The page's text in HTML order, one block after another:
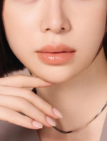
コン、遠視用カ
レンズ、激安カ
[Blue] ブルー
[1 Day/ミルミナ
箱30枚)、乱視用
視用カラコン、
コン、遠視用カ
レンズ、激安カ
レット [Violet]
バ
[1 Day/ミルミナ
箱30枚)、乱視用
視用カラコン、
コン、遠視用カ